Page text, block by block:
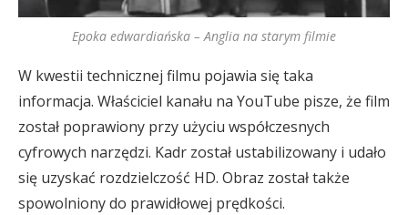
Epoka edwardiańska – Anglia na starym filmie
W kwestii technicznej filmu pojawia się taka
informacja. Właściciel kanału na YouTube pisze, że film
został poprawiony przy użyciu współczesnych
cyfrowych narzędzi. Kadr został ustabilizowany i udało
się uzyskać rozdzielczość HD. Obraz został także
spowolniony do prawidłowej prędkości.